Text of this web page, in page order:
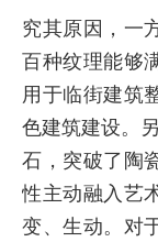
究其原因，一
百种纹理能够
用于临街建筑
色建筑建设。
石，突破了陶
性主动融入艺
变、生动。对